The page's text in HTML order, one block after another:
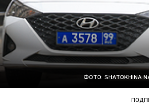
ФОТО: SHATOKHINA